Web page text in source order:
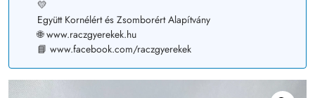
💛
Együtt Kornélért és Zsomborért Alapítvány
🌐 www.raczgyerekek.hu
📘 www.facebook.com/raczgyerekek